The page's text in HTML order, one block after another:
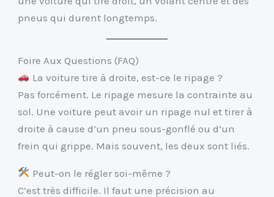
pneus qui durent longtemps.
Foire Aux Questions (FAQ)
La voiture tire à droite, est-ce le ripage ?
Pas forcément. Le ripage mesure la contrainte au
sol. Une voiture peut avoir un ripage nul et tirer à
droite à cause d’un pneu sous-gonflé ou d’un
frein qui grippe. Mais souvent, les deux sont liés.
Peut-on le régler soi-même ?
C’est très difficile. Il faut une précision au